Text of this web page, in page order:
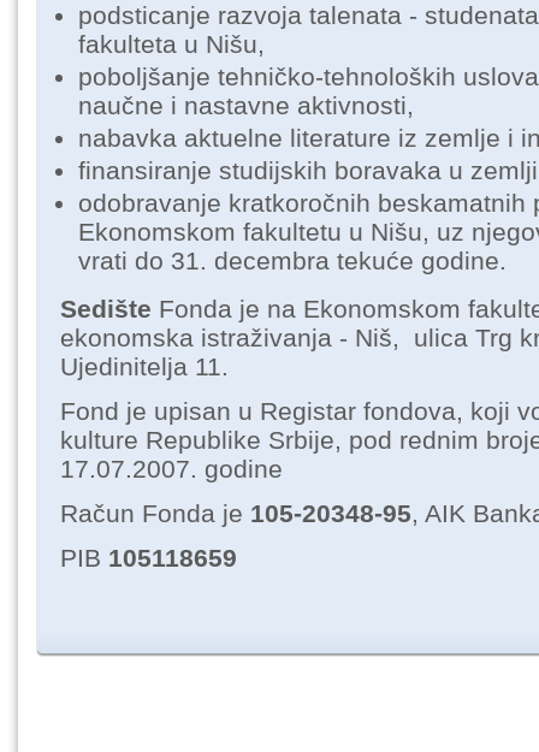
podsticanje razvoja talenata -
fakulteta u Nišu,
poboljšanje tehničko-tehnoloških
naučne i nastavne aktivnosti,
nabavka aktuelne literature iz zemlje i
finansiranje studijskih boravaka u
odobravanje kratkoročnih beskamatnih
Ekonomskom fakultetu u Nišu, uz
vrati do 31. decembra tekuće godine.
Sedište Fonda je na Ekonomskom
ekonomska istraživanja - Niš, ulica Trg
Ujedinitelja 11.
Fond je upisan u Registar fondova, koji
kulture Republike Srbije, pod rednim
17.07.2007. godine
Račun Fonda je 105-20348-95, AIK
PIB 105118659